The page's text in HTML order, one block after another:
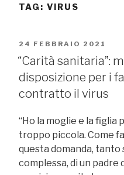
TAG: VIRUS
PUBBLICATO
IL
24 FEBBRAIO 2021
“Carità sanitaria”:
disposizione per i
contratto il virus
“Ho la moglie e la figlia
troppo piccola. Come
questa domanda, tanto
complessa, di un padre